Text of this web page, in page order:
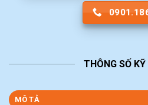
THÔNG SỐ
MÔ TẢ